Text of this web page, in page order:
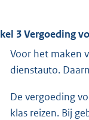
3 Vergoeding
Voor het maken
dienstauto.
De vergoeding
klas reizen. Bij